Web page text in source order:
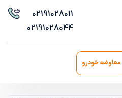
02191028011
02191028044
معاوضه خودرو